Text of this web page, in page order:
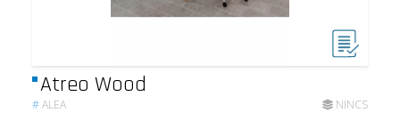
Atreo Wood
#ALEA NINCS